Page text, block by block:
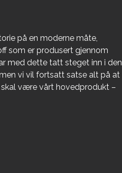
på en moderne måte,
som er produsert gjennom
med dette tatt steget inn i den
vi vil fortsatt satse alt på at
være vårt hovedprodukt –